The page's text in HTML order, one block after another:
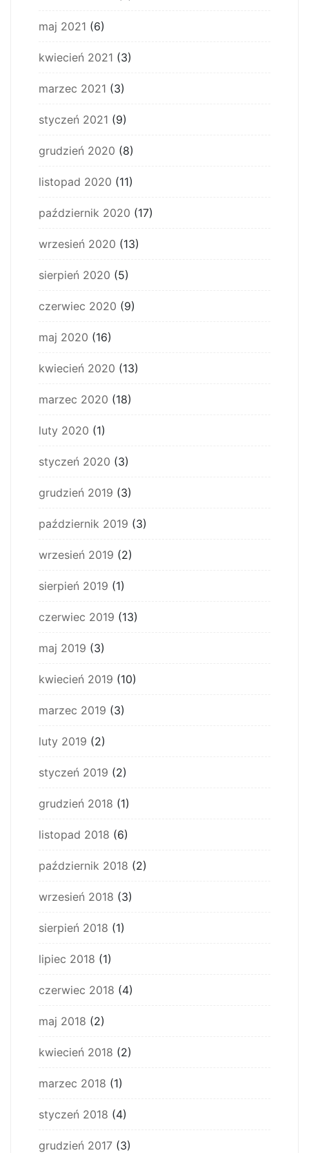
maj 2021 (6)
kwiecień 2021 (3)
marzec 2021 (3)
styczeń 2021 (9)
grudzień 2020 (8)
listopad 2020 (11)
październik 2020 (17)
wrzesień 2020 (13)
sierpień 2020 (5)
czerwiec 2020 (9)
maj 2020 (16)
kwiecień 2020 (13)
marzec 2020 (18)
luty 2020 (1)
styczeń 2020 (3)
grudzień 2019 (3)
październik 2019 (3)
wrzesień 2019 (2)
sierpień 2019 (1)
czerwiec 2019 (13)
maj 2019 (3)
kwiecień 2019 (10)
marzec 2019 (3)
luty 2019 (2)
styczeń 2019 (2)
grudzień 2018 (1)
listopad 2018 (6)
październik 2018 (2)
wrzesień 2018 (3)
sierpień 2018 (1)
lipiec 2018 (1)
czerwiec 2018 (4)
maj 2018 (2)
kwiecień 2018 (2)
marzec 2018 (1)
styczeń 2018 (4)
grudzień 2017 (3)